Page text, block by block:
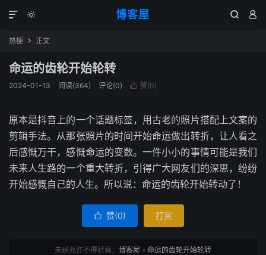
博客屋
  

热梗  正文
命运的齿轮开始轮转
2024-01-13 阅读(364) 评论(0)  赞(0)
原本是抖音上的一个话题标签，用古老的照片搭配上文案的
剪辑手法。从那张照片的时间开始命运做出转折，让人看之
后感慨万干，感慨命运的变数。一件小小的事情可能是我们
未来人生路的一个重大转折，引得广大网友们的深思，纷纷
开始感慨自己的人生。所以说：命运的齿轮开始转动了！
 赞(0) 打赏
未经允许不得转载： 博客屋 » 命运的齿轮开始轮转